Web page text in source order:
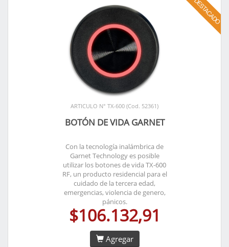
ARTICULO N° TX-600 (Cod. 52361)
BOTÓN DE VIDA GARNET
Con la tecnología inalámbrica de
Garnet Technology es posible
utilizar los botones de vida TX-600
RF, un producto residencial para el
cuidado de la tercera edad,
emergencias, violencia de genero,
pánicos.
$106.132,91
Agregar